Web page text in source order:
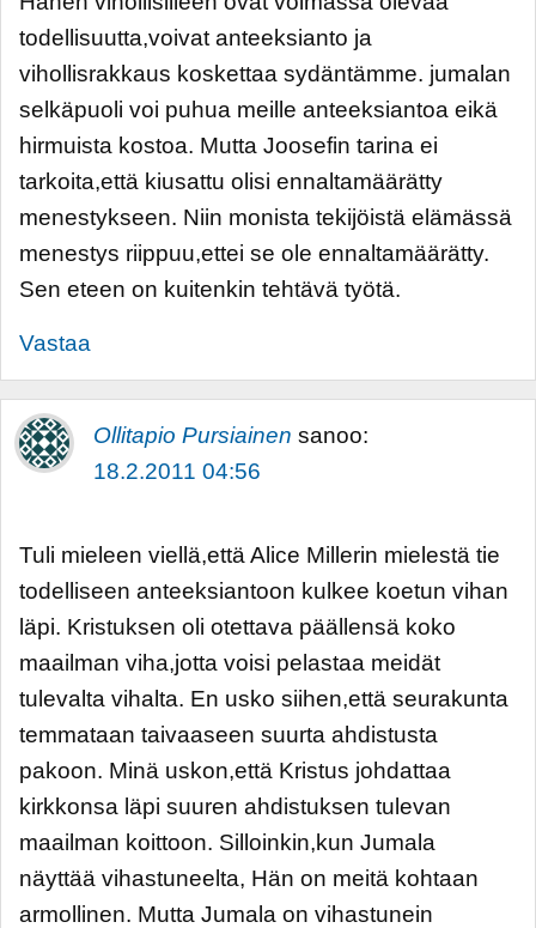
todellisuutta,voivat anteeksianto ja
vihollisrakkaus koskettaa sydäntämme. jumalan
selkäpuoli voi puhua meille anteeksiantoa eikä
hirmuista kostoa. Mutta Joosefin tarina ei
tarkoita,että kiusattu olisi ennaltamäärätty
menestykseen. Niin monista tekijöistä elämässä
menestys riippuu,ettei se ole ennaltamäärätty.
Sen eteen on kuitenkin tehtävä työtä.
Vastaa
Ollitapio Pursiainen sanoo:
18.2.2011 04:56
Tuli mieleen viellä,että Alice Millerin mielestä tie
todelliseen anteeksiantoon kulkee koetun vihan
läpi. Kristuksen oli otettava päällensä koko
maailman viha,jotta voisi pelastaa meidät
tulevalta vihalta. En usko siihen,että seurakunta
temmataan taivaaseen suurta ahdistusta
pakoon. Minä uskon,että Kristus johdattaa
kirkkonsa läpi suuren ahdistuksen tulevan
maailman koittoon. Silloinkin,kun Jumala
näyttää vihastuneelta, Hän on meitä kohtaan
armollinen. Mutta Jumala on vihastunein